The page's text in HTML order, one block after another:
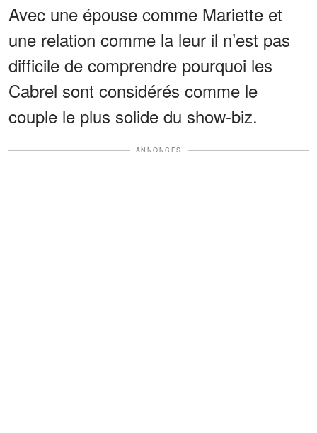
Avec une épouse comme Mariette et
une relation comme la leur il n’est pas
difficile de comprendre pourquoi les
Cabrel sont considérés comme le
couple le plus solide du show-biz.
ANNONCES